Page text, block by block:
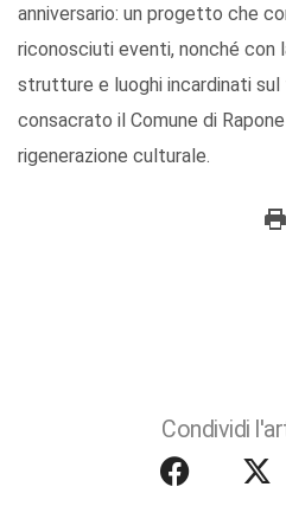
anniversario: un progetto che
riconosciuti eventi, nonché con
strutture e luoghi incardinati sul
consacrato il Comune di
rigenerazione culturale.
Condividi